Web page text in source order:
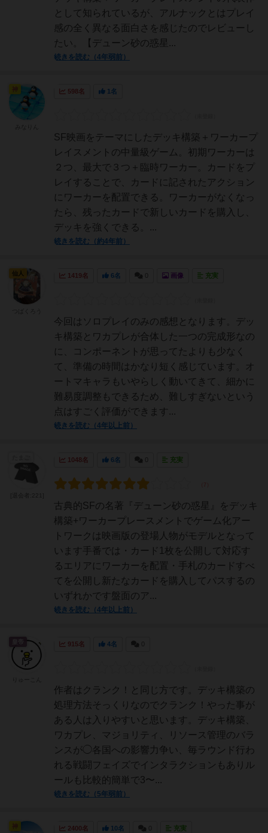
として知られているが、アルナックとはプレイ
感の全く異なる面白さを感じたのでレビューし
たい。【デューン砂の惑星...
続きを読む（4年弱前）
598名 1名
SF映画をテーマにしたデッキ構築＋ワーカープ
レイスメントの中量級ゲーム。初期ワーカーは
２つ、最大で３つ＋臨時ワーカー。カードをプ
レイすることで、カードに記されたアクション
にワーカーを配置できる。ワーカーがなくなっ
たら、残ったカードで新しいカードを購入し、
デッキを強くできる。...
続きを読む（約4年前）
1419名 6名 画像 充実
今回はソロプレイのみの感想となります。デッ
キ構築とワカプレが合体した一つの完成形なの
に、コンポーネントが思ってたよりも少なく
て、準備の時間はかなり短く感じています。オ
ートマキャラもいやらしく動いてきて、細かに
難易度調整もできるため、難しすぎないという
点はすごく評価ができます...
続きを読む（4年以上前）
仙人
1048名 6名 充実
古典的SFの名著『デューン砂の惑星』をデッキ
構築+ワーカープレースメントでゲーム化アー
トワークは映画版の登場人物がモデルとなって
います手番では・カード1枚を公開して対応す
るエリアにワーカーを配置・手札のカードすべ
てを公開し新たなカードを購入してパスするの
いずれかです盤面のア...
続きを読む（4年以上前）
915名 4名
作者はクランク！と同じ方です。デッキ構築の
処理方法そっくりなのでクランク！やった事が
ある人は入りやすいと思います。デッキ構築、
ワカプレ、マジョリティ、リソース管理のバラ
ンスが◯各国への影響力争い、毎ラウンド行わ
れる戦闘フェイズでインタラクションもありル
ールも比較的簡単で3〜...
続きを読む（5年弱前）
皇帝
2400名 10名 充実